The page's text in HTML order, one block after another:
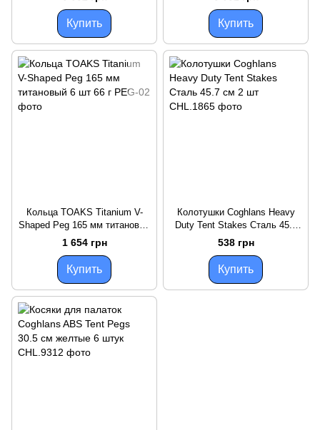
NH18Z044-P blue
Купить
Series зеленая NH18Z044-P
Купить
Кольца TOAKS Titanium V-
Shaped Peg 165 мм титановый
6 шт 66 г
1 654 грн
Купить
Колотушки Coghlans Heavy
Duty Tent Stakes Сталь 45.7
см 2 шт
538 грн
Купить